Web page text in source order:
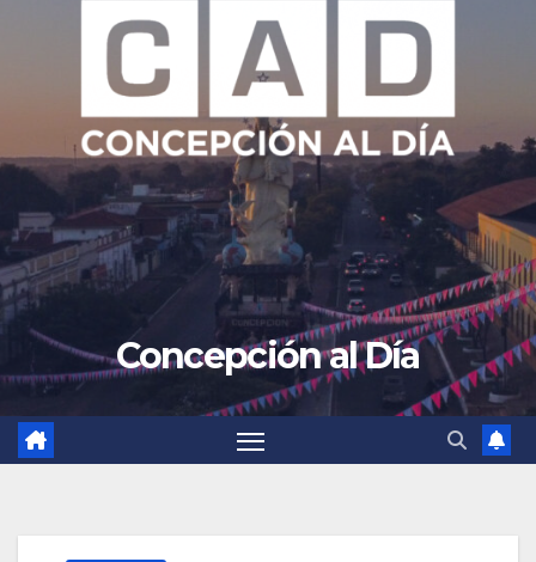
Concepción al Día